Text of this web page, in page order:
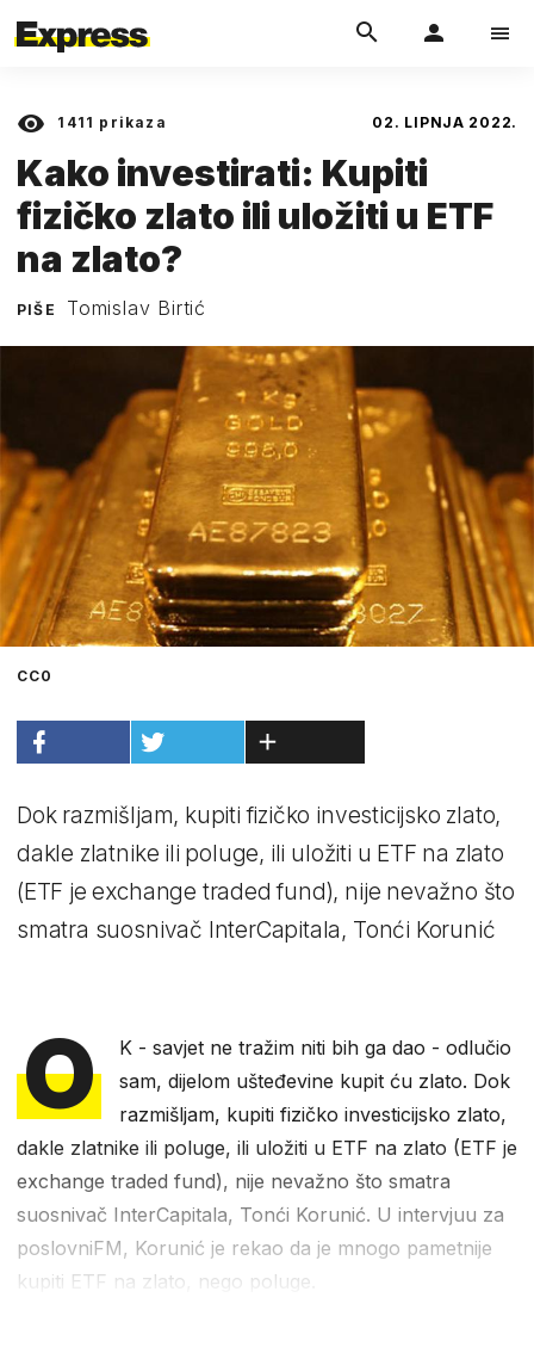
1411 prikaza 02. LIPNJA 2022.
Kako investirati: Kupiti
fizičko zlato ili uložiti u ETF
na zlato?
PIŠE Tomislav Birtić
CC0
Dok razmišljam, kupiti fizičko investicijsko zlato,
dakle zlatnike ili poluge, ili uložiti u ETF na zlato
(ETF je exchange traded fund), nije nevažno što
smatra suosnivač InterCapitala, Tonći Korunić
O
K - savjet ne tražim niti bih ga dao - odlučio
sam, dijelom ušteđevine kupit ću zlato. Dok
razmišljam, kupiti fizičko investicijsko zlato,
dakle zlatnike ili poluge, ili uložiti u ETF na zlato (ETF je
exchange traded fund), nije nevažno što smatra
suosnivač InterCapitala, Tonći Korunić. U intervjuu za
poslovniFM, Korunić je rekao da je mnogo pametnije
kupiti ETF na zlato, nego poluge.